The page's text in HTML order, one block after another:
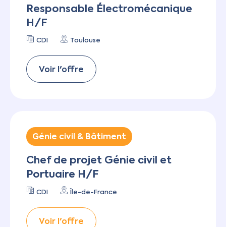
Responsable Électromécanique
H/F
CDI Toulouse
Voir l'offre
Génie civil & Bâtiment
Chef de projet Génie civil et
Portuaire H/F
CDI Île-de-France
Voir l'offre